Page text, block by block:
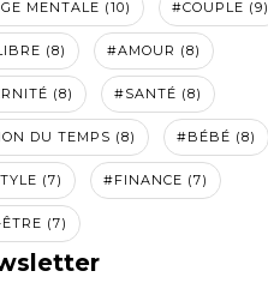
MENTALE (10) #COUPLE (9)
(8) #AMOUR (8)
(8) #SANTÉ (8)
DU TEMPS (8) #BÉBÉ (8)
(7) #FINANCE (7)
(7)